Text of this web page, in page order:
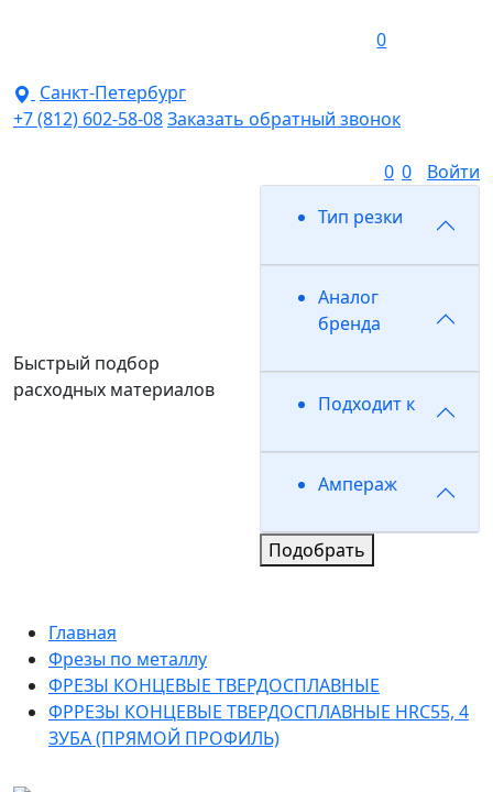
0
Санкт-Петербург
+7 (812) 602-58-08Заказать обратный звонок
0 0 Войти
Быстрый подбор
расходных материалов
Тип резки
Аналог
бренда
Подходит к
Ампераж
Подобрать
Главная
Фрезы по металлу
ФРЕЗЫ КОНЦЕВЫЕ ТВЕРДОСПЛАВНЫЕ
ФРРЕЗЫ КОНЦЕВЫЕ ТВЕРДОСПЛАВНЫЕ HRC55, 4
ЗУБА (ПРЯМОЙ ПРОФИЛЬ)